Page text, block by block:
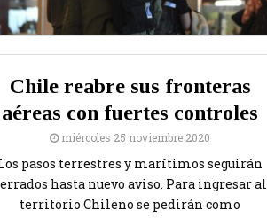
Chile reabre sus fronteras
aéreas con fuertes controles
miércoles 25 noviembre 2020
pasos terrestres y marítimos seguirán
hasta nuevo aviso. Para ingresar al
territorio Chileno se pedirán como